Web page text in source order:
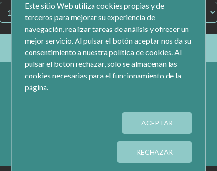
Calle Jacometrezo 15- 5ºM- 28013 Madrid
Tel.: 91 593 04 12
Este sitio Web utiliza cookies propias y de
terceros para mejorar su experiencia de
navegación, realizar tareas de análisis y ofrecer un
mejor servicio. Al pulsar el botón aceptar nos da su
consentimiento a nuestra política de cookies. Al
pulsar el botón rechazar, solo se almacenan las
cookies necesarias para el funcionamiento de la
página.
ACEPTAR
RECHAZAR